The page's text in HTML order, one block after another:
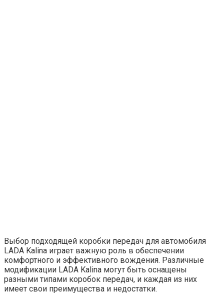
Выбор подходящей коробки передач для автомобиля
LADA Kalina играет важную роль в обеспечении
комфортного и эффективного вождения. Различные
модификации LADA Kalina могут быть оснащены
разными типами коробок передач, и каждая из них
имеет свои преимущества и недостатки.